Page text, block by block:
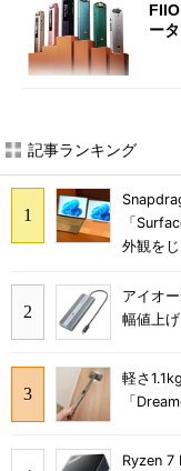
ー
記事ランキング
「
外観を
アイオ
幅値上
軽さ
「
Ryzen 7